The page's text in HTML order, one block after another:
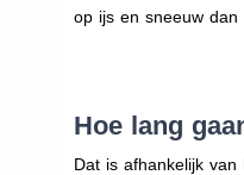
op ijs en sneeuw dan
Hoe lang
Dat is afhankelijk van